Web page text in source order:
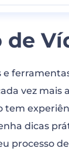
de
e
vez mais
tem
dicas
processo